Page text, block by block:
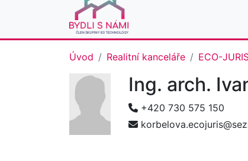
Úvod Realitní kanceláře ECO-
Ing. arch.
+420 730 575 150